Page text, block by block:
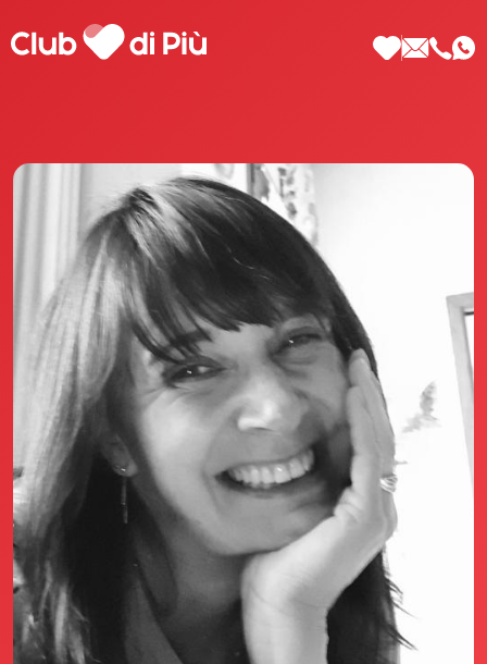
Scopri Club di Più
Le testimonianze Club di Più
La fondatrice Valeria Pilla
Annunci Donne
Agenzia matrimoniale Club di Più
Love Notebook
Il libro Donna di Cuori
Quanto costa Club di Più
Love Academy
Domande Frequenti
Impegno Sociale
Le nostre sedi